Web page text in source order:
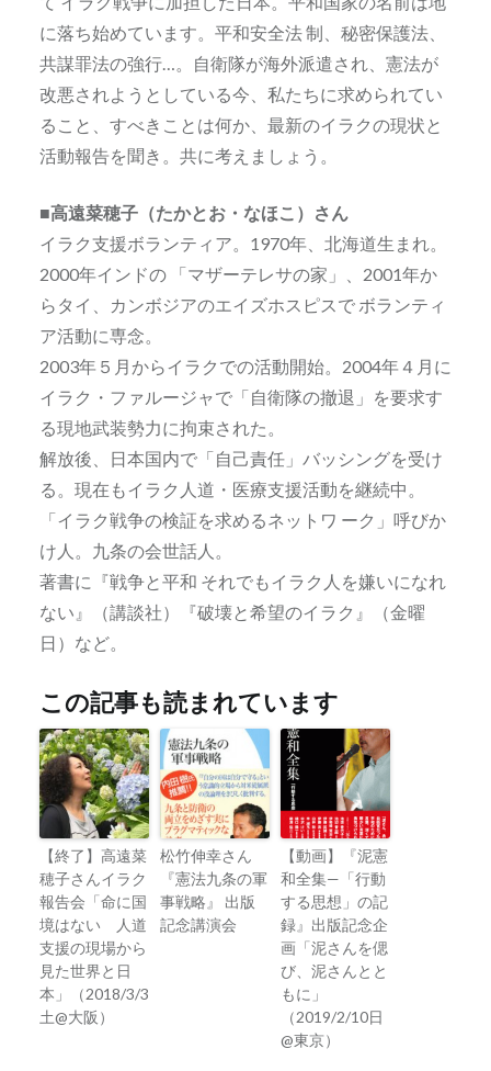
に落ち始めています。平和安全法 制、秘密保護法、
共謀罪法の強行…。自衛隊が海外派遣され、憲法が
改悪されようとしている今、私たちに求められてい
ること、すべきことは何か、最新のイラクの現状と
活動報告を聞き。共に考えましょう。
■高遠菜穂子（たかとお・なほこ）さん
イラク支援ボランティア。1970年、北海道生まれ。
2000年インドの 「マザーテレサの家」、2001年か
らタイ、カンボジアのエイズホスピスで ボランティ
ア活動に専念。
2003年５月からイラクでの活動開始。2004年４月に
イラク・ファルージャで「自衛隊の撤退」を要求す
る現地武装勢力に拘束された。
解放後、日本国内で「自己責任」バッシングを受け
る。現在もイラク人道・医療支援活動を継続中。
「イラク戦争の検証を求めるネットワ ーク」呼びか
け人。九条の会世話人。
著書に『戦争と平和 それでもイラク人を嫌いになれ
ない』（講談社）『破壊と希望のイラク』（金曜
日）など。
この記事も読まれています
【終了】高遠菜
穂子さんイラク
報告会「命に国
境はない 人道
支援の現場から
見た世界と日
本」（2018/3/3
土@大阪）
松竹伸幸さん
『憲法九条の軍
事戦略』 出版
記念講演会
【動画】『泥憲
和全集—「行動
する思想」の記
録』出版記念企
画「泥さんを偲
び、泥さんとと
もに」
（2019/2/10日
@東京）